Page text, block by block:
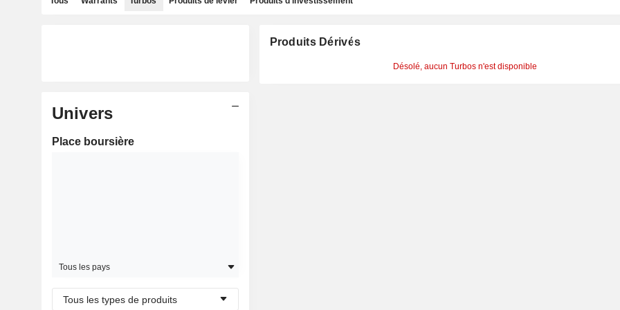
Univers
Place boursière
Tous les pays
Tous les types de produits
Produits Dérivés
Désolé, aucun Turbos n'est disponible